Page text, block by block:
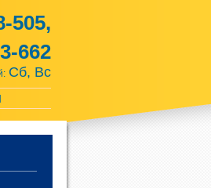
505,
662
Сб, Вс